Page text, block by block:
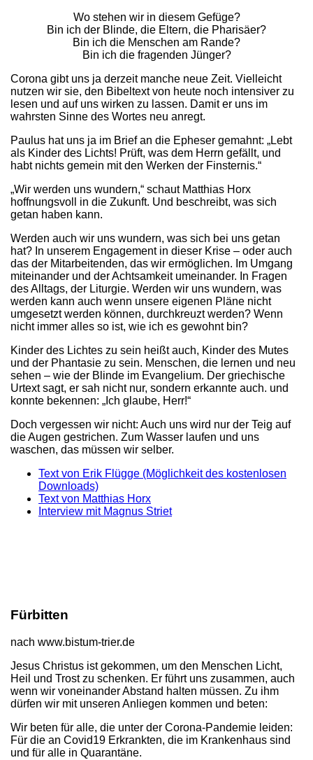
Wo stehen wir in diesem Gefüge?
Bin ich der Blinde, die Eltern, die Pharisäer?
Bin ich die Menschen am Rande?
Bin ich die fragenden Jünger?
Corona gibt uns ja derzeit manche neue Zeit. Vielleicht
nutzen wir sie, den Bibeltext von heute noch intensiver zu
lesen und auf uns wirken zu lassen. Damit er uns im
wahrsten Sinne des Wortes neu anregt.
Paulus hat uns ja im Brief an die Epheser gemahnt: „Lebt
als Kinder des Lichts! Prüft, was dem Herrn gefällt, und
habt nichts gemein mit den Werken der Finsternis.“
„Wir werden uns wundern,“ schaut Matthias Horx
hoffnungsvoll in die Zukunft. Und beschreibt, was sich
getan haben kann.
Werden auch wir uns wundern, was sich bei uns getan
hat? In unserem Engagement in dieser Krise – oder auch
das der Mitarbeitenden, das wir ermöglichen. Im Umgang
miteinander und der Achtsamkeit umeinander. In Fragen
des Alltags, der Liturgie. Werden wir uns wundern, was
werden kann auch wenn unsere eigenen Pläne nicht
umgesetzt werden können, durchkreuzt werden? Wenn
nicht immer alles so ist, wie ich es gewohnt bin?
Kinder des Lichtes zu sein heißt auch, Kinder des Mutes
und der Phantasie zu sein. Menschen, die lernen und neu
sehen – wie der Blinde im Evangelium. Der griechische
Urtext sagt, er sah nicht nur, sondern erkannte auch. und
konnte bekennen: „Ich glaube, Herr!“
Doch vergessen wir nicht: Auch uns wird nur der Teig auf
die Augen gestrichen. Zum Wasser laufen und uns
waschen, das müssen wir selber.
Text von Erik Flügge (Möglichkeit des kostenlosen
Downloads)
Text von Matthias Horx
Interview mit Magnus Striet
Fürbitten
nach www.bistum-trier.de
Jesus Christus ist gekommen, um den Menschen Licht,
Heil und Trost zu schenken. Er führt uns zusammen, auch
wenn wir voneinander Abstand halten müssen. Zu ihm
dürfen wir mit unseren Anliegen kommen und beten:
Wir beten für alle, die unter der Corona-Pandemie leiden:
Für die an Covid19 Erkrankten, die im Krankenhaus sind
und für alle in Quarantäne.